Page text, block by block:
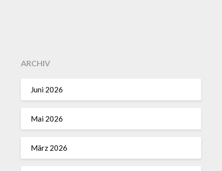
ARCHIV
Juni 2026
Mai 2026
März 2026